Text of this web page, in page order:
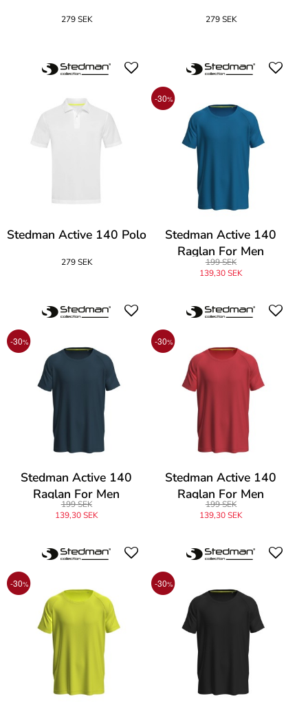
279 SEK 279 SEK
Stedman Active 140 Polo
279 SEK
-30%
Stedman Active 140
Raglan For Men
199 SEK
139,30 SEK
-30%
Stedman Active 140
Raglan For Men
199 SEK
139,30 SEK
-30%
Stedman Active 140
Raglan For Men
199 SEK
139,30 SEK
-30% -30%